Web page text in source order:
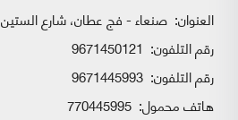
العنوان: صنعاء - فج عطان، شارع الستين
رقم التلفون: 9671450121
رقم التلفون: 9671445993
هاتف محمول: 770445995